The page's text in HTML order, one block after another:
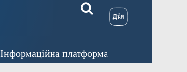
Інформаційна платформа